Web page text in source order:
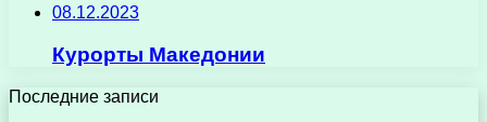
08.12.2023
Курорты Македонии
Последние записи